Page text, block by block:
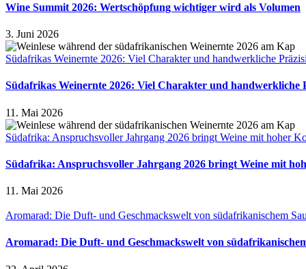
Wine Summit 2026: Wertschöpfung wichtiger wird als Volumen
3. Juni 2026
Südafrikas Weinernte 2026: Viel Charakter und handwerkliche
Südafrikas Weinernte 2026: Viel Charakter und handwerkliche
11. Mai 2026
Südafrika: Anspruchsvoller Jahrgang 2026 bringt Weine mit hoher
Südafrika: Anspruchsvoller Jahrgang 2026 bringt Weine mit
11. Mai 2026
Aromarad: Die Duft- und Geschmackswelt von südafrikanischem
Aromarad: Die Duft- und Geschmackswelt von